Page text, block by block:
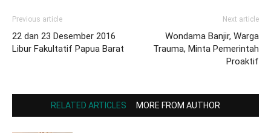
Previous article
22 dan 23 Desember 2016
Libur Fakultatif Papua Barat
Next article
Wondama Banjir, Warga
Trauma, Minta Pemerintah
Proaktif
RELATED ARTICLES MORE FROM AUTHOR